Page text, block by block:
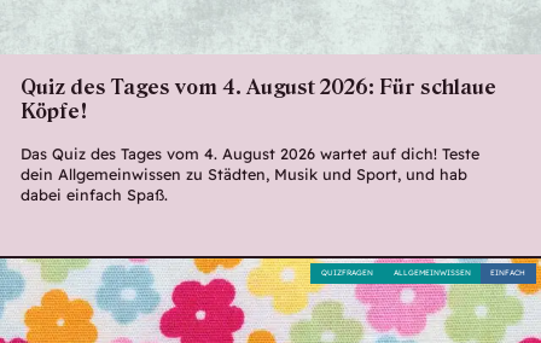
Quiz des Tages vom 4. August 2026: Für schlaue
Köpfe!
Das Quiz des Tages vom 4. August 2026 wartet auf dich! Teste
dein Allgemeinwissen zu Städten, Musik und Sport, und hab
dabei einfach Spaß.
EINFACH
ALLGEMEINWISSEN
QUIZFRAGEN